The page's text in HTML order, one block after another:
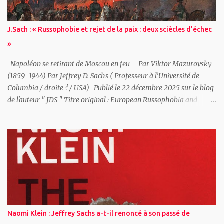
extrêmement sensible, celui des communications chiffrées vis-à-
vis duquel les autorités ont une forme de tolérance dès lors que ce
sont des partenaires réguliers...
J.Sach : « Russophobie et rejet de la paix : deux sciècles d'échec
»
Napoléon se retirant de Moscou en feu - Par Viktor Mazurovsky
(1859–1944) Par Jeffrey D. Sachs ( Professeur à l’Université de
Columbia / droite ? / USA) Publié le 22 décembre 2025 sur le blog
de l'auteur " JDS " Titre original : European Russophobia and
un règlement négocié était possible, et ces rejets se sont avérés
profondément contre-productifs. Du XIXe siècle à nos jours, les
préoccupations sécuritaires de la Russie n’ont pas été considérées
européen plus large, mais comme des transgressions morales à
combattre, à contenir ou à ignorer. Ce schéma s’est répété à travers
des régimes russes radicalement différents — tsariste, soviétique
et post-soviétique — suggérant que le problème ne réside pas
Naomi Klein : Jeffrey Sachs a-t-il renoncé à son passé de